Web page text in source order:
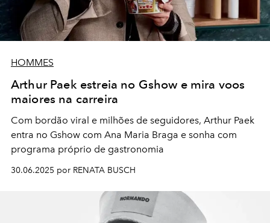
HOMMES
Arthur Paek estreia no Gshow e mira voos
maiores na carreira
Com bordão viral e milhões de seguidores, Arthur Paek
entra no Gshow com Ana Maria Braga e sonha com
programa próprio de gastronomia
30.06.2025 por RENATA BUSCH